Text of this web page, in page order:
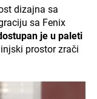
dizajna sa
sa Fenix
je u paleti
prostor zrači